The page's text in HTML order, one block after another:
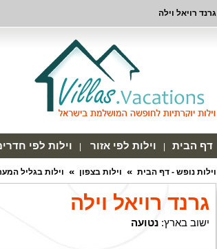
גרנד רויאל וילה
דף הבית וילות לפי אזור וילות לפי
וילות נופש - דף הבית וילות בצפון וילות בגליל
גרנד רויאל וילה
ישוב בארץ:נטועה